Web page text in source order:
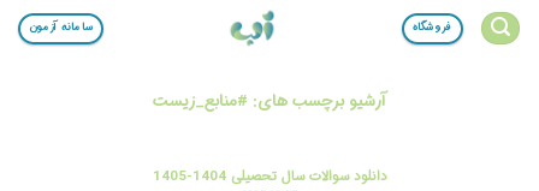
Skip
فروشگاه سامانه آزمون
آرشیو برچسب های: #منابع_زیست
دانلود سوالات سال تحصیلی 1404-1405